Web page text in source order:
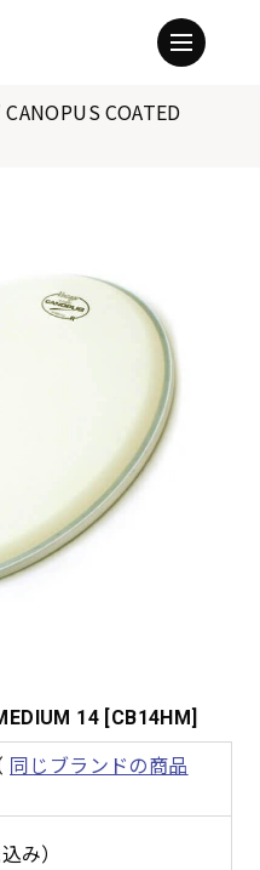
CANOPUS COATED
14 [CB14HM]
同じブランドの商品
み）